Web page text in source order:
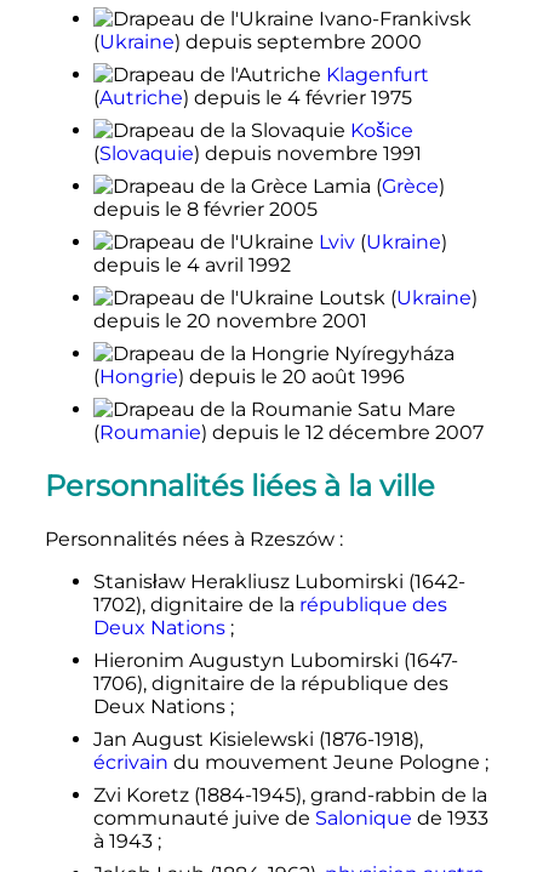
Ivano-Frankivsk
(Ukraine) depuis septembre 2000
Klagenfurt
(Autriche) depuis le 4 février 1975
Košice
(Slovaquie) depuis novembre 1991
Lamia (Grèce)
depuis le 8 février 2005
Lviv (Ukraine)
depuis le 4 avril 1992
Loutsk (Ukraine)
depuis le 20 novembre 2001
Nyíregyháza
(Hongrie) depuis le 20 août 1996
Satu Mare
(Roumanie) depuis le 12 décembre 2007
Personnalités liées à la ville
Personnalités nées à Rzeszów :
Stanisław Herakliusz Lubomirski (1642-
1702), dignitaire de la république des
Deux Nations ;
Hieronim Augustyn Lubomirski (1647-
1706), dignitaire de la république des
Deux Nations ;
Jan August Kisielewski (1876-1918),
écrivain du mouvement Jeune Pologne ;
Zvi Koretz (1884-1945), grand-rabbin de la
communauté juive de Salonique de 1933
à 1943 ;